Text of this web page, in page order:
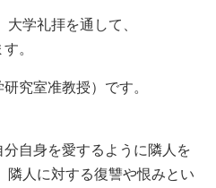
学礼拝を通して、
。
究室准教授）です。
自身を愛するように隣人を
隣人に対する復讐や恨みとい